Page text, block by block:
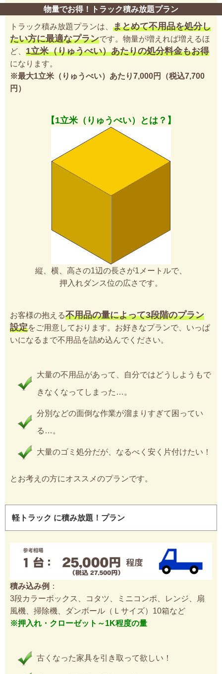
物量でお得！トラック積み放題プラン
トラック積み放題プランは、 まとめて不用品を処分し
たい方に最適なプランです。物量が増えれば増えるほ
ど、 1立米（りゅうべい）あたりの処分料金もお得
になります。
※最大1立米（りゅうべい）あたり7,000円（税込7,700
円）
【1立米（りゅうべい）とは？】
縦、横、高さの1辺の長さが1メートルで、
押入れダンス位の広さです。
お客様の抱える不用品の量によって3段階のプラン
設定をご用意しております。お好きなプランで、いっぱ
いになるまで不用品を詰め込んでください。
大量の不用品があって、自分ではどうしようもで
きなくなってしまった…。
分別などの面倒な作業が溜まりすぎて困ってい
る…。
大量のゴミ処分だが、なるべく安く片付けたい！
とお考えの方にオススメのプランです。
軽トラック に積み放題！プラン
積み込み例 ：
3段カラーボックス、コタツ、ミニコンポ、レンジ、扇
風機、掃除機、ダンボール（Ｌサイズ）10箱など
※押入れ・クローゼット～1K程度の量
古くなった家具を引き取って欲しい！